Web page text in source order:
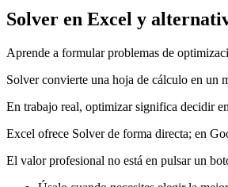
Solver en Excel y
Aprende a formular problemas de
Solver convierte una hoja de cálculo en un
En trabajo real, optimizar significa decidir
Excel ofrece Solver de forma directa; en
El valor profesional no está en pulsar un